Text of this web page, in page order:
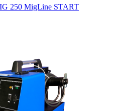
250 MigLine START